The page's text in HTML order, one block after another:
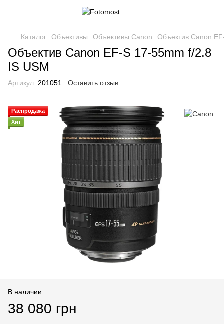
Каталог Объективы Объективы Canon Объектив Canon
Объектив Canon EF-S 17-55mm f/2.8
IS USM
Артикул: 201051 Оставить отзыв
Распродажа
Хит
В наличии
38 080 грн